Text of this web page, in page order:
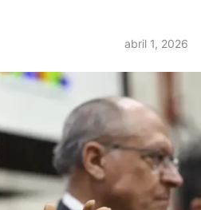
abril 1, 2026